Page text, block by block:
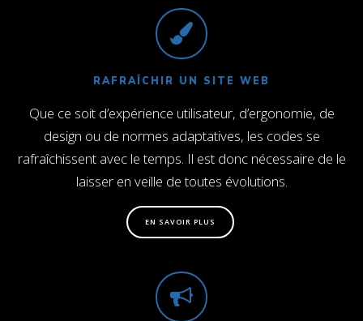
RAFRAÎCHIR UN SITE WEB
Que ce soit d’expérience utilisateur, d’ergonomie, de
design ou de normes adaptatives, les codes se
rafraîchissent avec le temps. Il est donc nécessaire de le
laisser en veille de toutes évolutions.
EN SAVOIR PLUS